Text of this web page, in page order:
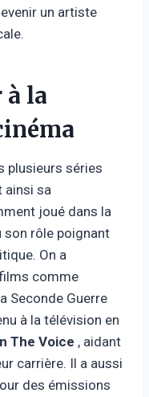
un artiste
à la
plusieurs séries
ainsi sa
joué dans la
son rôle poignant
On a
comme
Seconde Guerre
à la télévision en
The Voice , aidant
carrière. Il a aussi
des émissions